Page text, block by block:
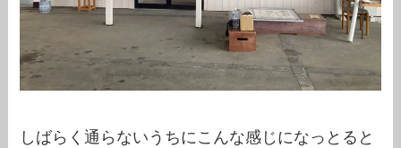
しばらく通らないうちにこんな感じになっとると